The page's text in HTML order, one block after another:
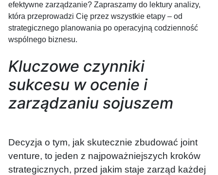
efektywne zarządzanie? Zapraszamy do lektury analizy,
która przeprowadzi Cię przez wszystkie etapy – od
strategicznego planowania po operacyjną codzienność
wspólnego biznesu.
Kluczowe czynniki
sukcesu w ocenie i
zarządzaniu sojuszem
Decyzja o tym, jak skutecznie zbudować joint
venture, to jeden z najpoważniejszych kroków
strategicznych, przed jakim staje zarząd każdej